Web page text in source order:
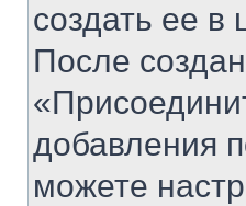
создать ее в
После
добавления
можете